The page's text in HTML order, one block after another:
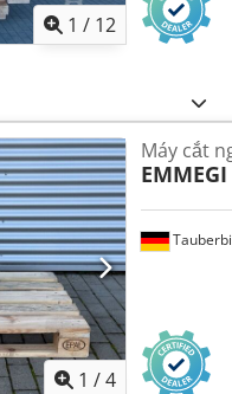
1 / 12
1 /4
Máy cắt
EMMEGI